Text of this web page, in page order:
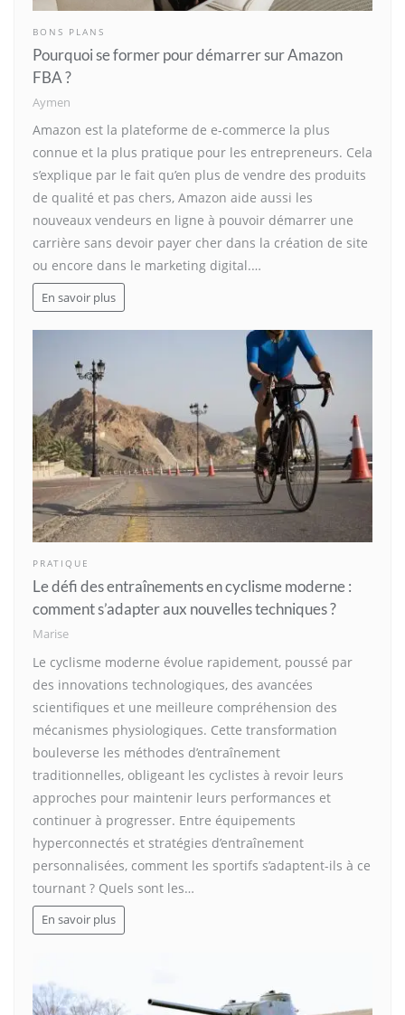
BONS PLANS
Pourquoi se former pour démarrer sur Amazon
FBA ?
Aymen
Amazon est la plateforme de e-commerce la plus
connue et la plus pratique pour les entrepreneurs. Cela
s’explique par le fait qu’en plus de vendre des produits
de qualité et pas chers, Amazon aide aussi les
nouveaux vendeurs en ligne à pouvoir démarrer une
carrière sans devoir payer cher dans la création de site
ou encore dans le marketing digital.…
En savoir plus
PRATIQUE
Le défi des entraînements en cyclisme moderne :
comment s’adapter aux nouvelles techniques ?
Marise
Le cyclisme moderne évolue rapidement, poussé par
des innovations technologiques, des avancées
scientifiques et une meilleure compréhension des
mécanismes physiologiques. Cette transformation
bouleverse les méthodes d’entraînement
traditionnelles, obligeant les cyclistes à revoir leurs
approches pour maintenir leurs performances et
continuer à progresser. Entre équipements
hyperconnectés et stratégies d’entraînement
personnalisées, comment les sportifs s’adaptent-ils à ce
tournant ? Quels sont les…
En savoir plus